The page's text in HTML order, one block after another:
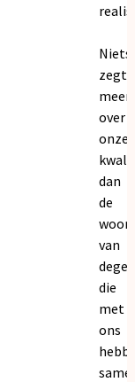
Niets
zegt
meer
over
onze
dan
de
van
die
met
ons